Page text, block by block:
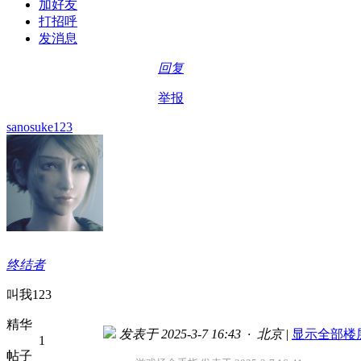
加好友
打招呼
发消息
回复
举报
sanosuke123
终结者
叫我123
精华
1
帖子
发表于 2025-3-7 16:43 · 北京 | 显示全部楼